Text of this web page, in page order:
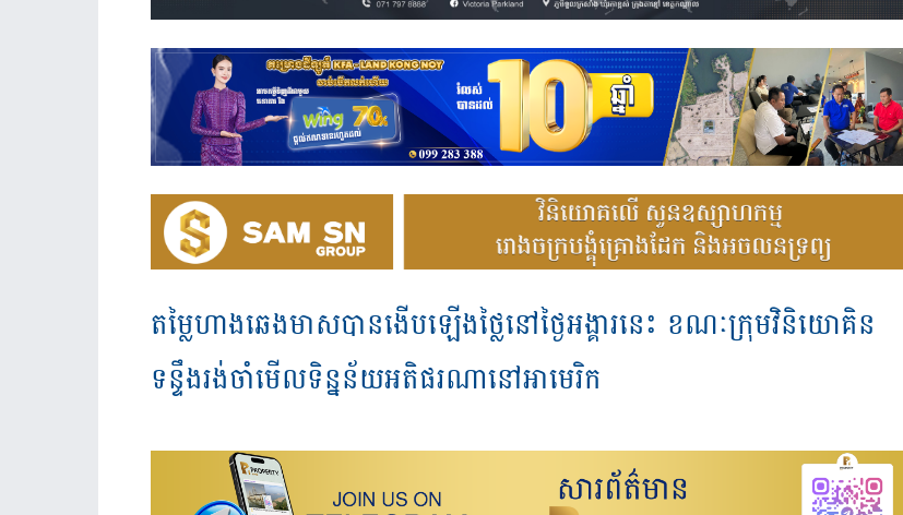
តម្លៃហាងឆេងមាសបានងើបឡើងថ្លៃនៅថ្ងៃអង្គារនេះ ខណៈក្រុមវិនិយោគិន
ទន្ទឹងរង់ចាំមើលទិន្នន័យអតិផរណានៅអាមេរិក